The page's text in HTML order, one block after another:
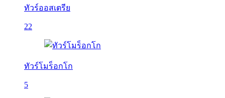
ทัวร์ออสเตรีย
22
ทัวร์โมร็อกโก
5